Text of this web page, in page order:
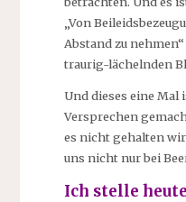
„Von
Abstand zu
traurig-lächelnden
Und dieses eine Mal
Versprechen
es nicht gehalten
uns nicht nur bei
Ich stelle